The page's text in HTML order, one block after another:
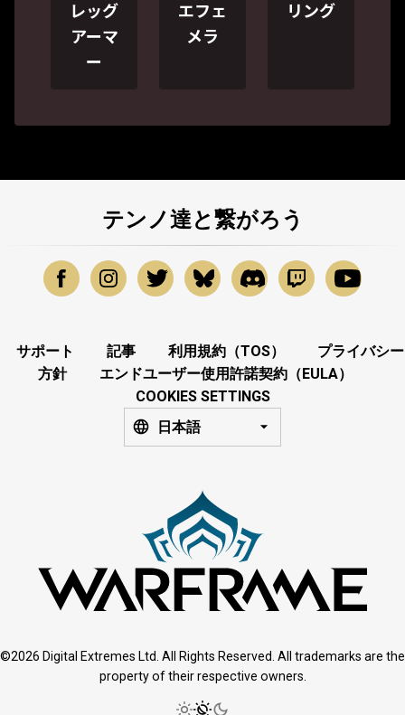
レッグ
アーマ
ー
エフェ
メラ
リング
テンノ達と繋がろう
サポート 記事 利用規約（TOS）
プライバシー
方針
エンドユーザー使用許諾契約（EULA）
COOKIES SETTINGS
日本語
©2026 Digital Extremes Ltd. All Rights Reserved. All trademarks are the
property of their respective owners.